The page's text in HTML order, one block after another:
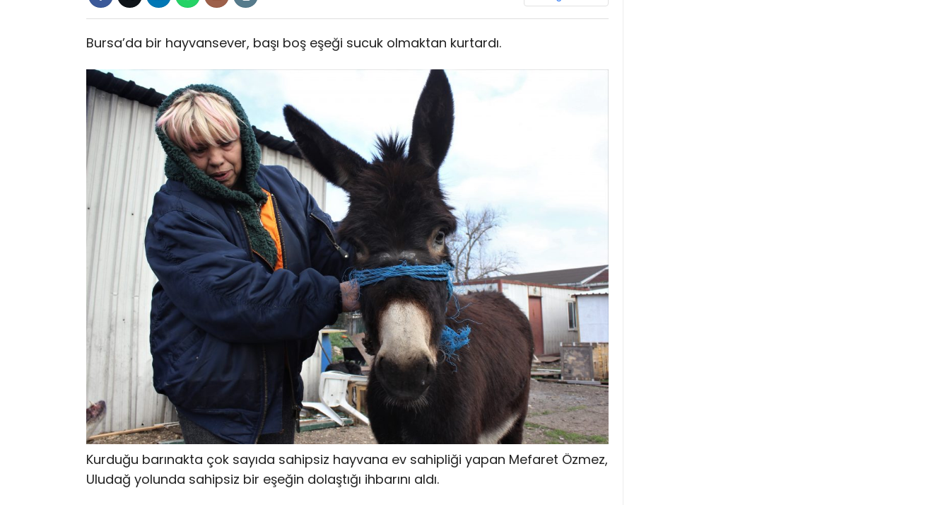
Bursa’da bir hayvansever, başı boş eşeği sucuk olmaktan kurtardı.
Kurduğu barınakta çok sayıda sahipsiz hayvana ev sahipliği yapan Mefaret Özmez,
Uludağ yolunda sahipsiz bir eşeğin dolaştığı ihbarını aldı.